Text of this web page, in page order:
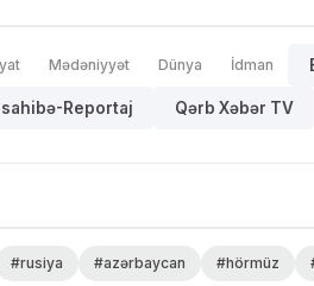
Mədəniyyət Dünya İdman
Reportaj Qərb Xəbər TV
#rusiya #azərbaycan #hörmüz